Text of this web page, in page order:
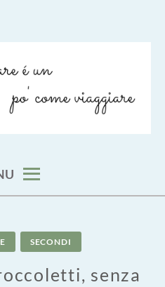
SECONDI
senza